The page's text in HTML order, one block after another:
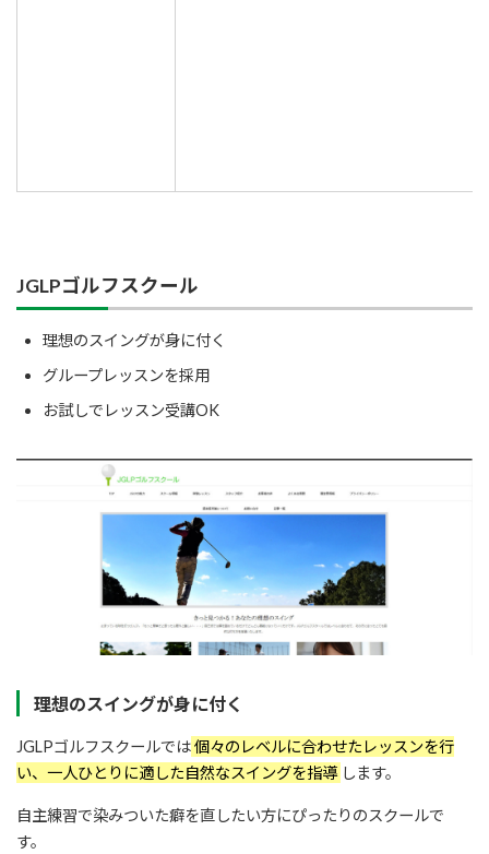
JGLPゴルフスクール
理想のスイングが身に付く
グループレッスンを採用
お試しでレッスン受講OK
理想のスイングが身に付く
JGLPゴルフスクールでは個々のレベルに合わせたレッスンを行
い、一人ひとりに適した自然なスイングを指導 します。
自主練習で染みついた癖を直したい方にぴったりのスクールで
す。